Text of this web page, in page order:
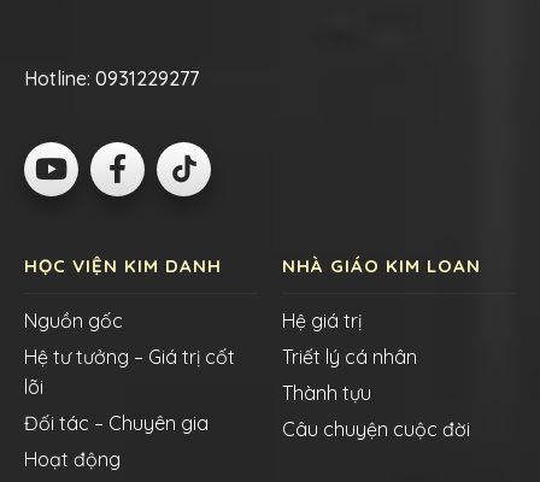
Hotline: 0931229277
HỌC VIỆN KIM DANH
Nguồn gốc
Hệ tư tưởng – Giá trị cốt
lõi
Đối tác – Chuyên gia
Hoạt động
NHÀ GIÁO KIM LOAN
Hệ giá trị
Triết lý cá nhân
Thành tựu
Câu chuyện cuộc đời